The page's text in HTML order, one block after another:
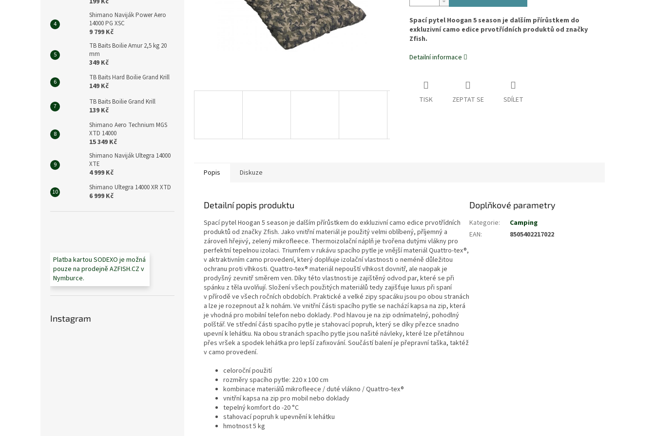
Shimano Naviják Power Aero
14000 PG XSC
9 799 Kč
TB Baits Boilie Amur 2,5 kg 20
mm
349 Kč
TB Baits Hard Boilie Grand Krill
149 Kč
TB Baits Boilie Grand Krill
139 Kč
Shimano Aero Technium MGS
XTD 14000
15 349 Kč
Shimano Naviják Ultegra 14000
XTE
4 999 Kč
Shimano Ultegra 14000 XR XTD
6 999 Kč
Platba kartou SODEXO je možná
pouze na prodejně AZFISH.CZ v
Nymburce.
Instagram
Spací pytel Hoogan 5 season je dalším přírůstkem do
exkluzivní camo edice prvotřídních produktů od značky
Zfish.
Detailní informace
TISK ZEPTAT SE SDÍLET
Popis Diskuze
Detailní popis produktu
Spací pytel Hoogan 5 season je dalším přírůstkem do exkluzivní camo edice prvotřídních
produktů od značky Zfish. Jako vnitřní materiál je použitý velmi oblíbený, příjemný a
zároveň hřejivý, zelený mikrofleece. Thermoizolační náplň je tvořena dutými vlákny pro
perfektní tepelnou izolaci. Triumfem v rukávu spacího pytle je vnější materiál Quattro-tex®,
v aktraktivním camo provedení, který doplňuje izolační vlastnosti o neméně důležitou
ochranu proti vlhkosti. Quattro-tex® materiál nepouští vlhkost dovnitř, ale naopak je
prodyšný zevnitř směrem ven. Díky této vlastnosti je zajištěný odvod par, které se při
spánku z těla uvolňují. Složení všech použitých materiálů tedy zajišťuje luxus při spaní
v přírodě ve všech ročních obdobích. Praktické a velké zipy spacáku jsou po obou stranách
a lze je rozepnout až k nohám. Ve vnitřní části spacího pytle se nachází kapsa na zip, která
je vhodná pro mobilní telefon nebo doklady. Pod hlavou je na zip odnímatelný, pohodlný
polštář. Ve střední části spacího pytle je stahovací popruh, který se díky přezce snadno
upevní k lehátku. Na obou stranách spacího pytle jsou našité návleky, které lze přetáhnou
přes vršek a spodek lehátka pro lepší zafixování. Součástí balení je přepravní taška, taktéž
v camo provedení.
celoroční použití
rozměry spacího pytle: 220 x 100 cm
kombinace materiálů mikrofleece / duté vlákno / Quattro-tex®
vnitřní kapsa na zip pro mobil nebo doklady
tepelný komfort do -20 °C
stahovací popruh k upevnění k lehátku
hmotnost 5 kg
Doplňkové parametry
Kategorie:
Camping
EAN: 8505402217022